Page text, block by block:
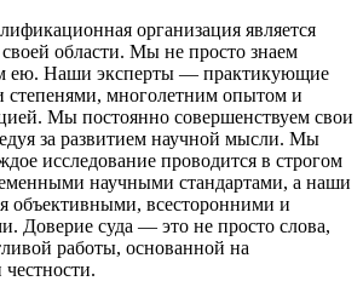
организация является
своей области. Мы не просто знаем
Наши эксперты — практикующие
степенями, многолетним опытом и
Мы постоянно совершенствуем свои
за развитием научной мысли. Мы
исследование проводится в строгом
научными стандартами, а наши
объективными, всесторонними и
Доверие суда — это не просто слова,
работы, основанной на